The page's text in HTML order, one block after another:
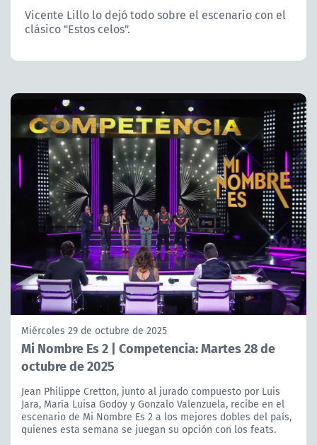
CANAL DE DENUNCIAS
ÁREA DE PROYECTOS
Vicente Lillo lo dejó todo sobre el escenario con el
clásico "Estos celos".
Miércoles 29 de octubre de 2025
Mi Nombre Es 2 | Competencia: Martes 28 de
octubre de 2025
Jean Philippe Cretton, junto al jurado compuesto por Luis
Jara, María Luisa Godoy y Gonzalo Valenzuela, recibe en el
escenario de Mi Nombre Es 2 a los mejores dobles del país,
quienes esta semana se juegan su opción con los feats.